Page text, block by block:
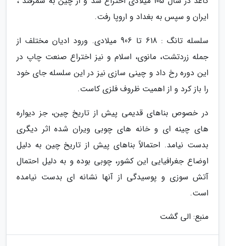
ایران و سپس به بغداد و اروپا رفت.
سلسله تانگ : 618 تا 906 میلادی. ورود ادیان مختلف از
جمله زردتشت، مانوی، اسلام و نیز اختراع صنعت چاپ در
این دوره رخ داد و چینی سازی نیز در این سلسله جای خود
را باز کرد و از اهمیت ظروف فلزی کاست.
در خصوص بناهای قدیمی پیش از تاریخ چین، جز دیواره
های چینه ای و خانه های چوبی ویران شده اثر دیگری
بدست نیامد. احتمالاً بناهای پیش از تاریخ چین به دلیل
اوضاع جغرافیایی این کشور، چوبی بوده و به دلیل احتمال
آتش سوزی و پوسیدگی از آنها نشانه ای بدست نیامده
است.
منبع: الی گشت